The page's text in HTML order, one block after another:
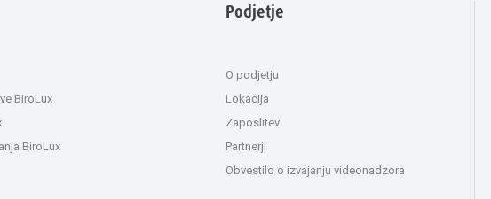
BiroLux
BiroLux
Podjetje
O podjetju
Lokacija
Zaposlitev
Partnerji
Obvestilo o izvajanju videonadzora